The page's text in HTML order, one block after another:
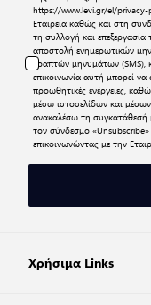
https://www.levi.gr/el/
Εταιρεία καθώς και στη
τη συλλογή και
αποστολή ενημερωτικών
γραπτών μηνυμάτων (SMS),
επικοινωνία αυτή μπορεί
προωθητικές ενέργειες,
μέσω ιστοσελίδων και
ανακαλέσω τη συγκατάθεσή
τον σύνδεσμο
επικοινωνώντας με την
Χρήσιμα Links